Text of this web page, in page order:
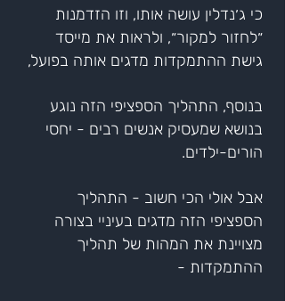
כי ג׳נדלין עושה אותו, וזו הזדמנות
״לחזור למקור״, ולראות את מייסד
גישת ההתמקדות מדגים אותה בפועל,
בנוסף, התהליך הספציפי הזה נוגע
בנושא שמעסיק אנשים רבים - יחסי
הורים-ילדים.
אבל אולי הכי חשוב - התהליך
הספציפי הזה מדגים בעיניי בצורה
מצויינת את המהות של תהליך
ההתמקדות -